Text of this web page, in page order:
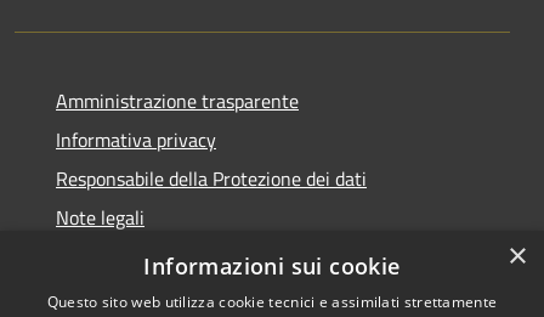
Amministrazione trasparente
Informativa privacy
Responsabile della Protezione dei dati
Note legali
Dichiarazione di accessibilità
×
Informazioni sui cookie
Questo sito web utilizza cookie tecnici e assimilati strettamente